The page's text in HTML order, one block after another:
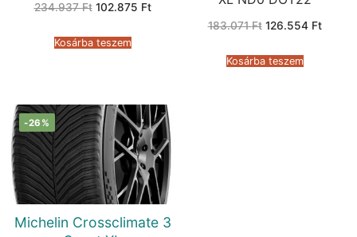
234.937Ft Original
234.937 Ft.
102.875 FtCurrent
Kosárba teszem
183.071Ft Original
183.071 Ft.
126.554 Ft
Kosárba teszem
-26%
Michelin Crossclimate 3